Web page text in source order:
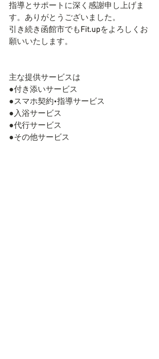
指導とサポートに深く感謝申し上げま
す。ありがとうございました。
引き続き函館市でもFit.upをよろしくお
願いいたします。
主な提供サービスは
●付き添いサービス
●スマホ契約•指導サービス
●入浴サービス
●代行サービス
●その他サービス